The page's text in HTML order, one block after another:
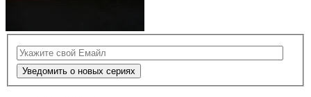
Уведомить о новых сериях